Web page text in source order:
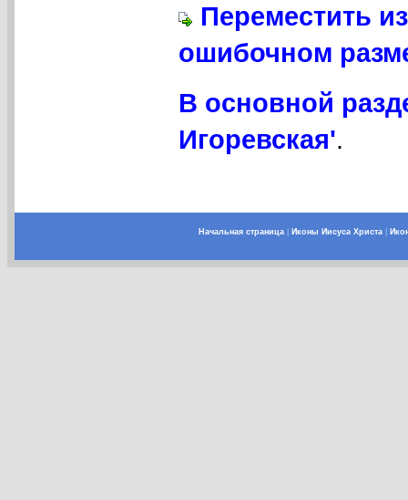
Переместить
ошибочном
В основной
Игоревская'.
Начальная страница| Иконы Иисуса Христа|